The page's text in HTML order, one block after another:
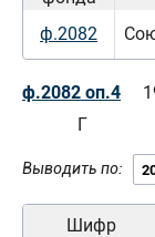
ф.2082
ф.2082 оп.4
Г
Выводить по:
Шифр